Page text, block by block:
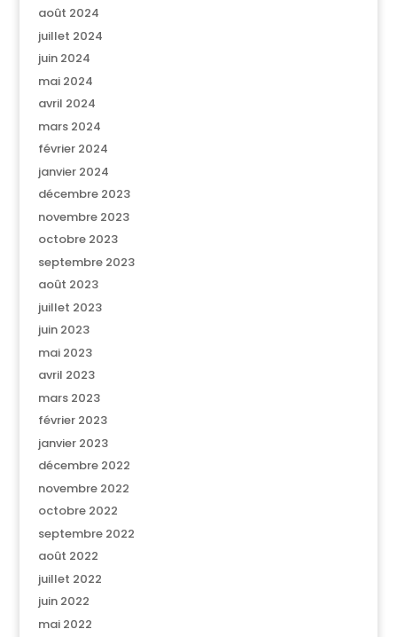
août 2024
juillet 2024
juin 2024
mai 2024
avril 2024
mars 2024
février 2024
janvier 2024
décembre 2023
novembre 2023
octobre 2023
septembre 2023
août 2023
juillet 2023
juin 2023
mai 2023
avril 2023
mars 2023
février 2023
janvier 2023
décembre 2022
novembre 2022
octobre 2022
septembre 2022
août 2022
juillet 2022
juin 2022
mai 2022